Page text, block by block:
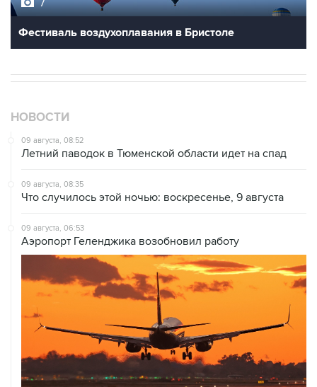
7
Фестиваль воздухоплавания в Бристоле
НОВОСТИ
09 августа, 08:52
Летний паводок в Тюменской области идет на спад
09 августа, 08:35
Что случилось этой ночью: воскресенье, 9 августа
09 августа, 06:53
Аэропорт Геленджика возобновил работу